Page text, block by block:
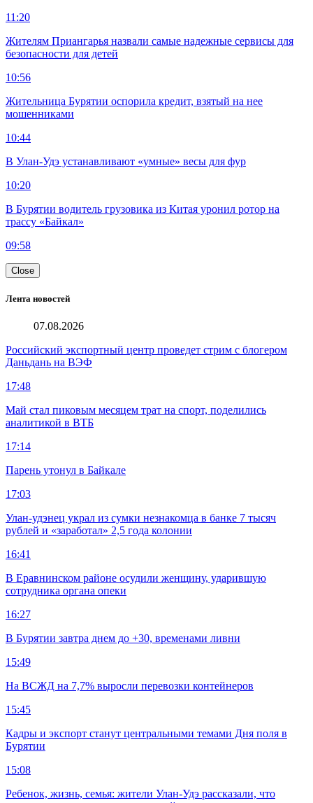
11:20
Жителям Приангарья назвали самые надежные сервисы для
безопасности для детей
10:56
Жительница Бурятии оспорила кредит, взятый на нее
мошенниками
10:44
В Улан-Удэ устанавливают «умные» весы для фур
10:20
В Бурятии водитель грузовика из Китая уронил ротор на
трассу «Байкал»
09:58
Close
Лента новостей
07.08.2026
Российский экспортный центр проведет стрим с блогером
Даньдань на ВЭФ
17:48
Май стал пиковым месяцем трат на спорт, поделились
аналитикой в ВТБ
17:14
Парень утонул в Байкале
17:03
Улан-удэнец украл из сумки незнакомца в банке 7 тысяч
рублей и «заработал» 2,5 года колонии
16:41
В Еравнинском районе осудили женщину, ударившую
сотрудника органа опеки
16:27
В Бурятии завтра днем до +30, временами ливни
15:49
На ВСЖД на 7,7% выросли перевозки контейнеров
15:45
Кадры и экспорт станут центральными темами Дня поля в
Бурятии
15:08
Ребенок, жизнь, семья: жители Улан-Удэ рассказали, что